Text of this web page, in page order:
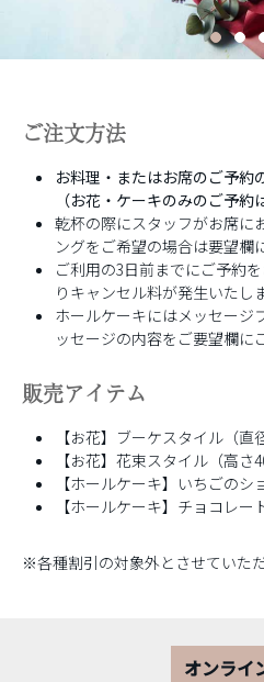
ご注文方法
お料理・またはお席のご予約
（お花・ケーキのみのご予約
乾杯の際にスタッフがお席に
ングをご希望の場合は要望欄
ご利用の3日前までにご予約
りキャンセル料が発生いたし
ホールケーキにはメッセージ
ッセージの内容をご要望欄に
販売アイテム
【お花】ブーケスタイル（直
【お花】花束スタイル（高さ
【ホールケーキ】いちごのシ
【ホールケーキ】チョコレー
※各種割引の対象外とさせていただ
オンライ